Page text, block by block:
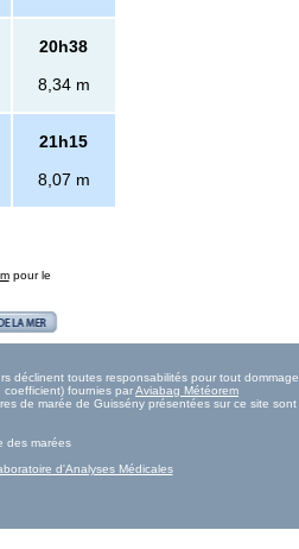
20h38
8,34 m
21h15
8,07 m
pour le
déclinent toutes responsabilités pour tout dommage
fournies parAviabag Météorem
de marée de Guissény présentées sur ce site sont
des marées
d'Analyses Médicales